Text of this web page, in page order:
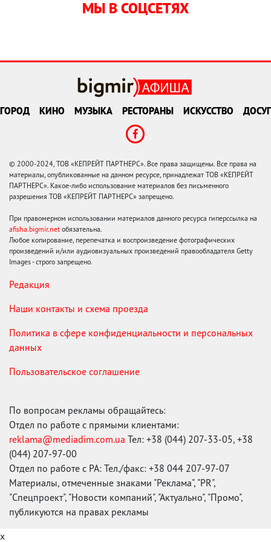
МЫ В СОЦСЕТЯХ
ГОРОД КИНО МУЗЫКА РЕСТОРАНЫ ИСКУССТВО ДОСУГ
© 2000-2024, ТОВ «КЕПРЕЙТ ПАРТНЕРС». Все права защищены. Все права на
материалы, опубликованные на данном ресурсе, принадлежат ТОВ «КЕПРЕЙТ
ПАРТНЕРС». Какое-либо использование материалов без письменного
разрешения ТОВ «КЕПРЕЙТ ПАРТНЕРС» запрещено.
При правомерном использовании материалов данного ресурса гиперссылка на
afisha.bigmir.net обязательна.
Любое копирование, перепечатка и воспроизведение фотографических
произведений и/или аудиовизуальных произведений правообладателя Getty
Images - строго запрещено.
Редакция
Наши контакты и схема проезда
Политика в сфере конфиденциальности и персональных
данных
Пользовательское соглашение
По вопросам рекламы обращайтесь:
Отдел по работе с прямыми клиентами:
reklama@mediadim.com.ua Тел: +38 (044) 207-33-05, +38
(044) 207-97-00
Отдел по работе с РА: Тел./факс: +38 044 207-97-07
Материалы, отмеченные знаками "Реклама", "PR",
"Спецпроект", "Новости компаний", "Актуально", "Промо",
публикуются на правах рекламы
x